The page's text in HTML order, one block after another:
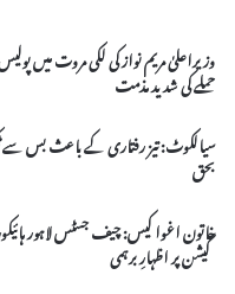
وزیراعلیٰ مریم نواز کی لکی مروت میں
حملے کی شدید مذمت
بحق
خاتون اغوا کیس: چیف جسٹس لاہور
گیشن پر اظہارِ برہمی